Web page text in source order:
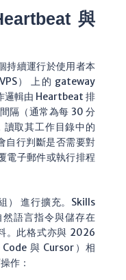
與
持續運行於使用者本
） 上的 gateway
邏輯由 Heartbeat 排
隔（通常為每 30 分
取其工作目錄中的
自行判斷是否需要對
電子郵件或執行排程
） 進行擴充。Skills
語言指令與儲存在
。此格式亦與 2026
與 Cursor）相
作：